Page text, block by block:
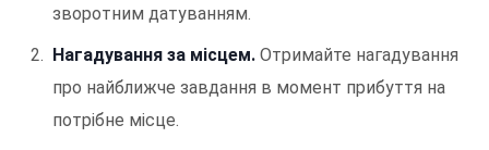
зворотним датуванням.
Нагадування за місцем. Отримайте нагадування
про найближче завдання в момент прибуття на
потрібне місце.